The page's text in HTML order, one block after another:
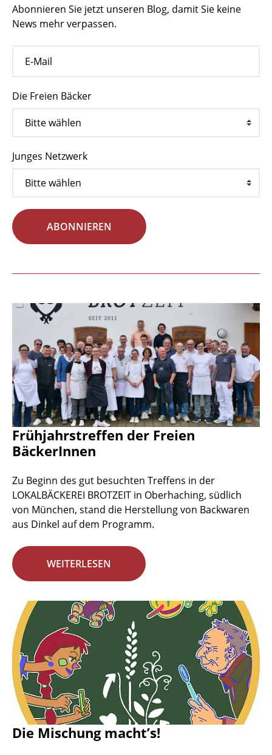
Abonnieren Sie jetzt unseren Blog, damit Sie keine
News mehr verpassen.
Die Freien Bäcker
Junges Netzwerk
ABONNIEREN
Frühjahrstreffen der Freien
BäckerInnen
Zu Beginn des gut besuchten Treffens in der
LOKALBÄCKEREI BROTZEIT in Oberhaching, südlich
von München, stand die Herstellung von Backwaren
aus Dinkel auf dem Programm.
WEITERLESEN
Die Mischung macht’s!